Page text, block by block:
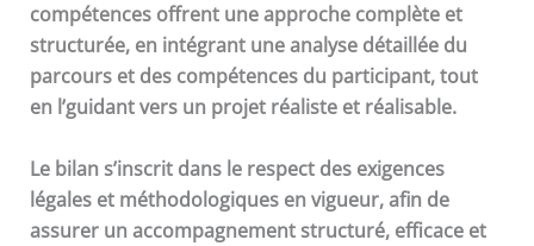
compétences offrent une approche complète et
structurée, en intégrant une analyse détaillée du
parcours et des compétences du participant, tout
en l’guidant vers un projet réaliste et réalisable.
Le bilan s’inscrit dans le respect des exigences
légales et méthodologiques en vigueur, afin de
assurer un accompagnement structuré, efficace et